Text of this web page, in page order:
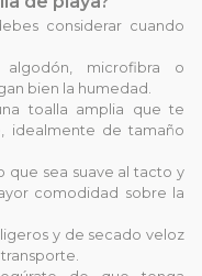
considerar cuando
microfibra o
bien la humedad.
toalla amplia que te
idealmente de tamaño
que sea suave al tacto y
comodidad sobre la
y de secado veloz